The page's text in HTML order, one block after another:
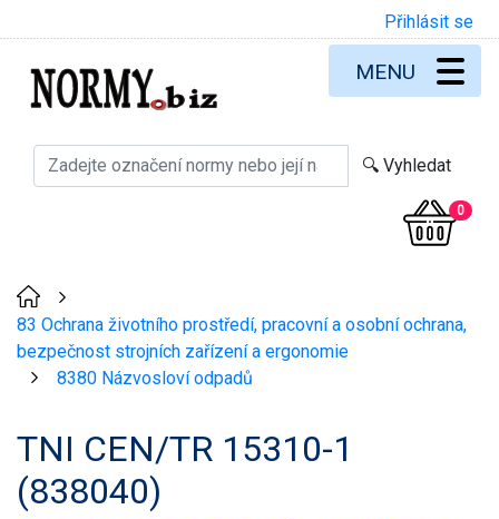
Přihlásit se
0
MENU
83 Ochrana životního prostředí, pracovní a osobní ochrana,
bezpečnost strojních zařízení a ergonomie
8380 Názvosloví odpadů
TNI CEN/TR 15310-1
(838040)